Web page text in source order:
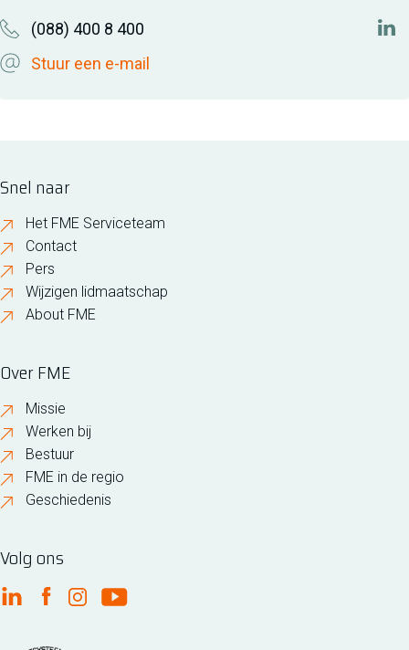
(088) 400 8 400
Stuur een e-mail
Snel naar
Het FME Serviceteam
Contact
Pers
Wijzigen lidmaatschap
About FME
Over FME
Missie
Werken bij
Bestuur
FME in de regio
Geschiedenis
Volg ons
FME Linkedin
FME Facebook
FME Instagram
FME Youtube